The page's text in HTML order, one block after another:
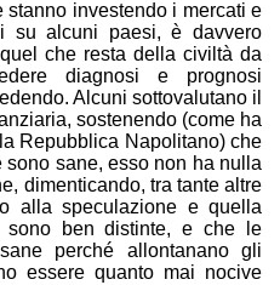
investendo i mercati e
su alcuni paesi, è davvero
che resta della civiltà da
diagnosi e prognosi
Alcuni sottovalutano il
sostenendo (come ha
Repubblica Napolitano) che
sane, esso non ha nulla
dimenticando, tra tante altre
alla speculazione e quella
sono ben distinte,e che le
perché allontanano gli
essere quanto mai nocive